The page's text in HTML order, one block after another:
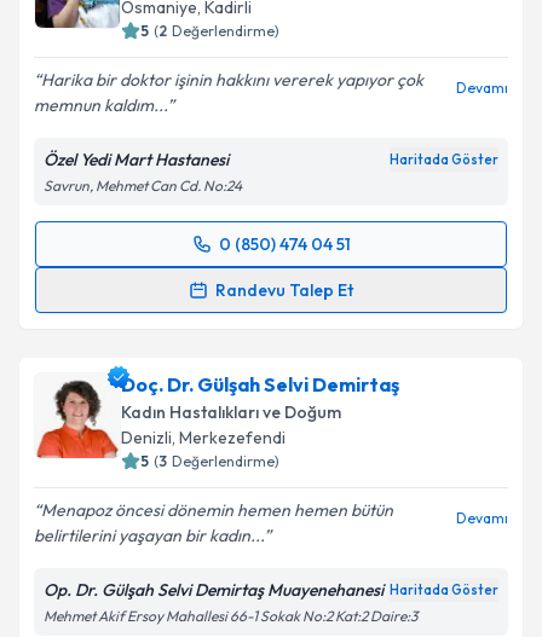
Osmaniye, Kadirli
5 (2 Değerlendirme)
Harika bir doktor işinin hakkını vererek yapıyor çok
memnun kaldım...
Devamı
Özel Yedi Mart Hastanesi Haritada Göster
Savrun, Mehmet Can Cd. No:24
0 (850) 474 04 51
Randevu Talep Et
Randevu Takvimi Talebi
için bir takvim hazırlandığında e-posta ile
bilgilendireceğiz.
E-posta Adresiniz
Metni'ni okudum ve kişisel verilerimin belirtilen
kapsamda işlenmesini kabul ediyorum.
Doç. Dr. Gülşah Selvi Demirtaş
Kadın Hastalıkları ve Doğum
Denizli, Merkezefendi
5 (3 Değerlendirme)
Menapoz öncesi dönemin hemen hemen bütün
belirtilerini yaşayan bir kadın...
Devamı
Op. Dr. Gülşah Selvi Demirtaş Muayenehanesi Haritada Göster
Mehmet Akif Ersoy Mahallesi 66-1 Sokak No:2 Kat:2 Daire:3